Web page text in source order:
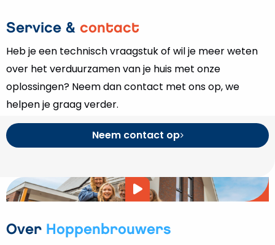
Service & contact
Heb je een technisch vraagstuk of wil je meer weten
over het verduurzamen van je huis met onze
oplossingen? Neem dan contact met ons op, we
helpen je graag verder.
Neem contact op
Over Hoppenbrouwers
Video